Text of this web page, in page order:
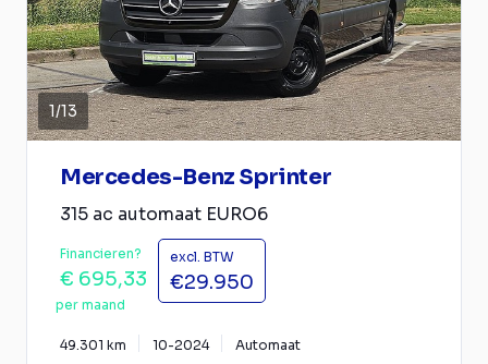
1/13
Mercedes-Benz Sprinter
315 ac automaat EURO6
Financieren?
€ 695,33
per maand
excl. BTW
€29.950
49.301 km 10-2024 Automaat